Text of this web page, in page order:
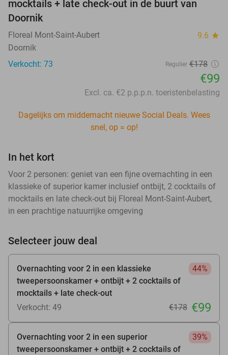
mocktails + late check-out in de buurt van
Doornik
Floreal Mont-Saint-Aubert 9.6 star
Doornik
Verkocht: 73
Regulier €178
€99
Excl. ca. €2 p.p.p.n. toeristenbelasting
Dagelijks om middernacht nieuwe Social Deals. Wees
snel, op = op!
In het kort
Voor 2 personen: geniet van een fijne overnachting in een
klassieke of superior kamer inclusief ontbijt, 2 cocktails of
mocktails en late check-out bij Floreal Mont-Saint-Aubert,
in een prachtige natuurrijke omgeving
Selecteer jouw deal
Overnachting voor 2 in een klassieke
tweepersoonskamer + ontbijt + 2 cocktails of
mocktails + late check-out
44%
Verkocht: 49 €178 €99
Overnachting voor 2 in een superior
tweepersoonskamer + ontbijt + 2 cocktails of
39%